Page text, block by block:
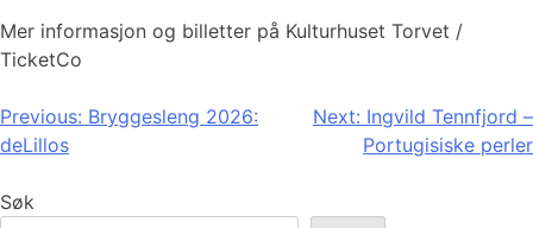
Mer informasjon og billetter på Kulturhuset Torvet /
TicketCo
Innleggsnavigasjon
Previous: Bryggesleng 2026:
deLillos
Next: Ingvild Tennfjord –
Portugisiske perler
Søk